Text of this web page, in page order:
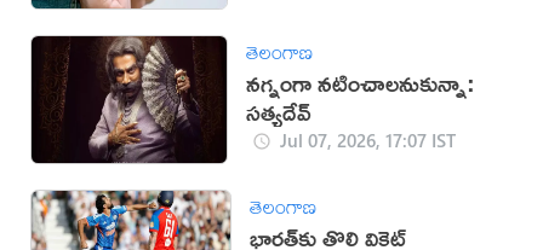
తెలంగాణ
నగ్నంగా నటించాలనుకున్నా:
సత్యదేవ్
Jul 07, 2026, 17:07 IST
తెలంగాణ
భారత్‌కు తొలి వికెట్